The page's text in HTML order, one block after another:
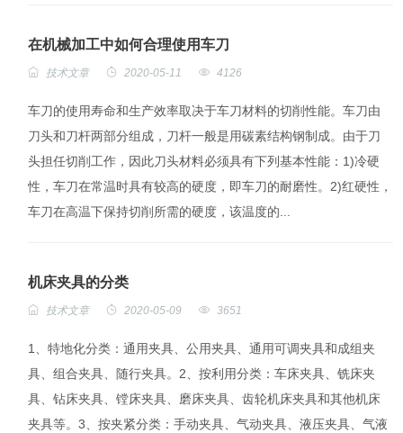
在机械加工中如何合理使用车刀
技术文章 2020-05-11 4126
车刀的使用寿命和生产效率取决于车刀材料的切削性能。车刀由
刀头和刀杆两部分组成，刀杆一般是用碳素结构钢制成。由于刀
头担任切削工作，因此刀头材料必须具有下列基本性能：1)冷硬
性，车刀在常温时具有较高的硬度，即车刀的耐磨性。2)红硬性，
车刀在高温下保持切削所需的硬度，该温度的...
机床夹具的分类
技术文章 2020-05-09 3651
1、特地化分类：通用夹具、公用夹具、通用可调夹具和成组夹
具、组合夹具、随行夹具。2、按利用分类：车床夹具、铣床夹
具、钻床夹具、镗床夹具、磨床夹具、齿轮机床夹具和其他机床
夹具等。3、按夹紧分类：手动夹具、气动夹具、液压夹具、气液